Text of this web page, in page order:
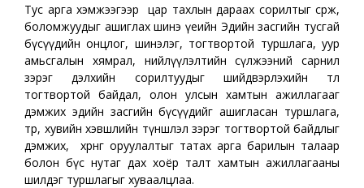
Тус арга хэмжээгээр цар тахлын дараах сорилтыг сөрж,
боломжуудыг ашиглах шинэ үеийн Эдийн засгийн тусгай
бүсүүдийн онцлог, шинэлэг, тогтвортой туршлага, уур
амьсгалын хямрал, нийлүүлэлтийн сүлжээний сарнил
зэрэг дэлхийн сорилтуудыг шийдвэрлэхийн төлөө
тогтвортой байдал, олон улсын хамтын ажиллагааг
дэмжих эдийн засгийн бүсүүдийг ашигласан туршлага,
төр, хувийн хэвшлийн түншлэл зэрэг тогтвортой байдлыг
дэмжих, хөрөнгө оруулалтыг татах арга барилын талаар
болон бүс нутаг дах хоёр талт хамтын ажиллагааны
шилдэг туршлагыг хуваалцлаа.